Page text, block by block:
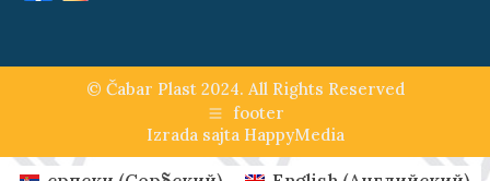
© Čabar Plast 2024. All Rights Reserved
footer
Izrada sajta HappyMedia